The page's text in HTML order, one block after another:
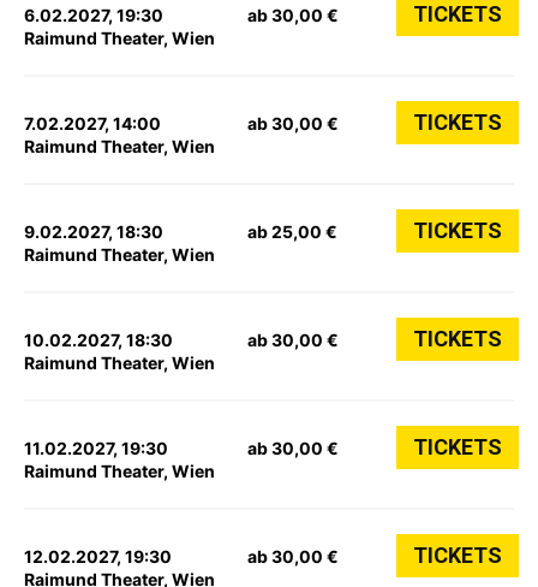
6.02.2027, 19:30
Raimund Theater, Wien
ab 30,00 € TICKETS
7.02.2027, 14:00
Raimund Theater, Wien
ab 30,00 € TICKETS
9.02.2027, 18:30
Raimund Theater, Wien
ab 25,00 € TICKETS
10.02.2027, 18:30
Raimund Theater, Wien
ab 30,00 € TICKETS
11.02.2027, 19:30
Raimund Theater, Wien
ab 30,00 € TICKETS
12.02.2027, 19:30
Raimund Theater, Wien
ab 30,00 € TICKETS